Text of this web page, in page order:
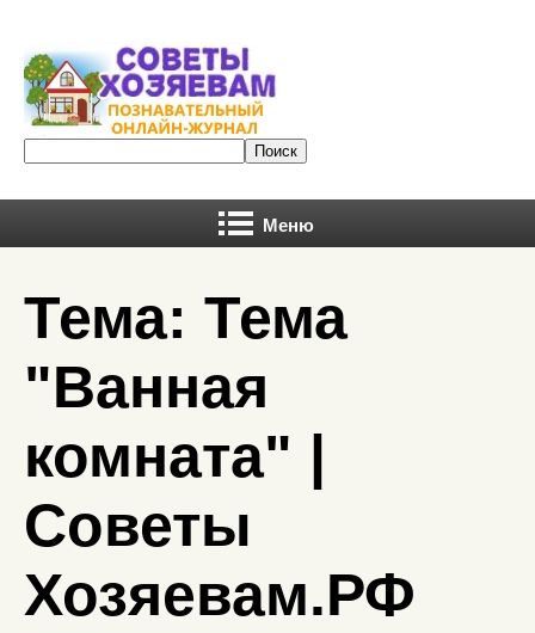
Меню
Тема: Тема
"Ванная
комната" |
Советы
Хозяевам.РФ